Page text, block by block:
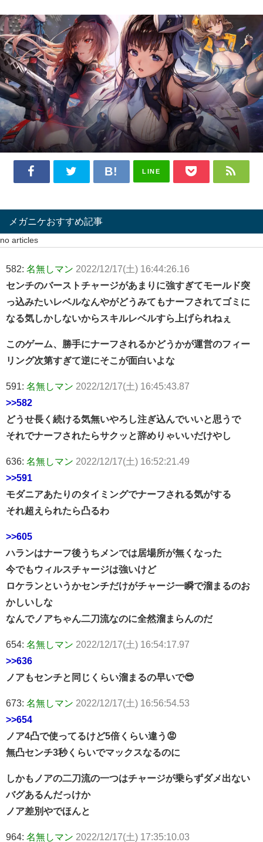
LINE
メガニケおすすめ記事
no articles
582: 名無しマン 2022/12/17(土) 16:44:26.16
センチのバーストチャージがあまりに強すぎてモールド突
っ込みたいレベルなんやがどうみてもナーフされてゴミに
なる気しかしないからスキルレベルすら上げられねぇ
このゲーム、勝手にナーフされるかどうかが運営のフィー
リング次第すぎて逆にそこが面白いよな
591: 名無しマン 2022/12/17(土) 16:45:43.87
>>582
どうせ長く続ける気無いやろし注ぎ込んでいいと思うで
それでナーフされたらサクッと辞めりゃいいだけやし
636: 名無しマン 2022/12/17(土) 16:52:21.49
>>591
モダニアあたりのタイミングでナーフされる気がする
それ超えられたら凸るわ
>>605
ハランはナーフ後うちメンでは居場所が無くなった
今でもウィルスチャージは強いけど
ロケランというかセンチだけがチャージ一瞬で溜まるのお
かしいしな
なんでノアちゃん二刀流なのに全然溜まらんのだ
654: 名無しマン 2022/12/17(土) 16:54:17.97
>>636
ノアもセンチと同じくらい溜まるの早いで😎
673: 名無しマン 2022/12/17(土) 16:56:54.53
>>654
ノア4凸で使ってるけど5倍くらい違う😡
無凸センチ3秒くらいでマックスなるのに
しかもノアの二刀流の一つはチャージが乗らずダメ出ない
バグあるんだっけか
ノア差別やでほんと
964: 名無しマン 2022/12/17(土) 17:35:10.03